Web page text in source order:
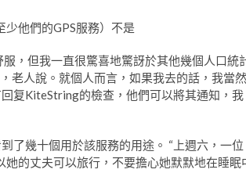
他們的GPS服務）不是
，但我一直很驚喜地驚訝於其他幾個人口統
老人說。就個人而言，如果我去的話，我當然
复KiteString的檢查，他們可以將其通知，我
了幾十個用於該服務的用途。 “上週六，一位
的丈夫可以旅行，不要擔心她默默地在睡眠